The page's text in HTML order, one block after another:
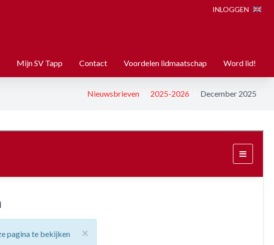
INLOGGEN
Mijn SV Tapp Contact Voordelen lidmaatschap Word lid!
Nieuwsbrieven 2025-2026 December 2025